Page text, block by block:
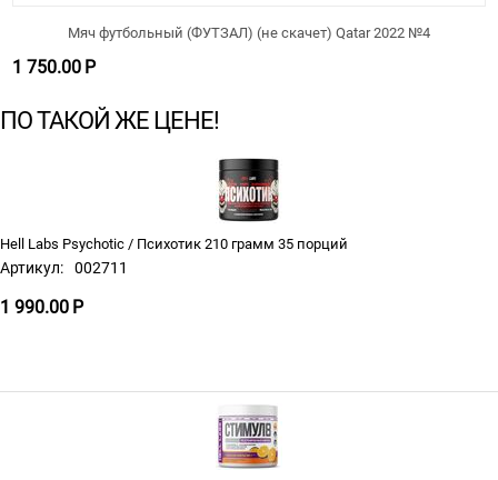
Мяч футбольный (ФУТЗАЛ) (не скачет) Qatar 2022 №4
1 750.00 Р
ПО ТАКОЙ ЖЕ ЦЕНЕ!
Hell Labs Psychotic / Психотик 210 грамм 35 порций
Артикул: 002711
1 990.00 Р